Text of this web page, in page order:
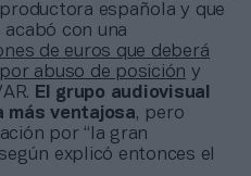
española y que
acabó con una
de euros que deberá
abuso de posición y
El
grupo audiovisual
más ventajosa, pero
por “la gran
explicó entonces el